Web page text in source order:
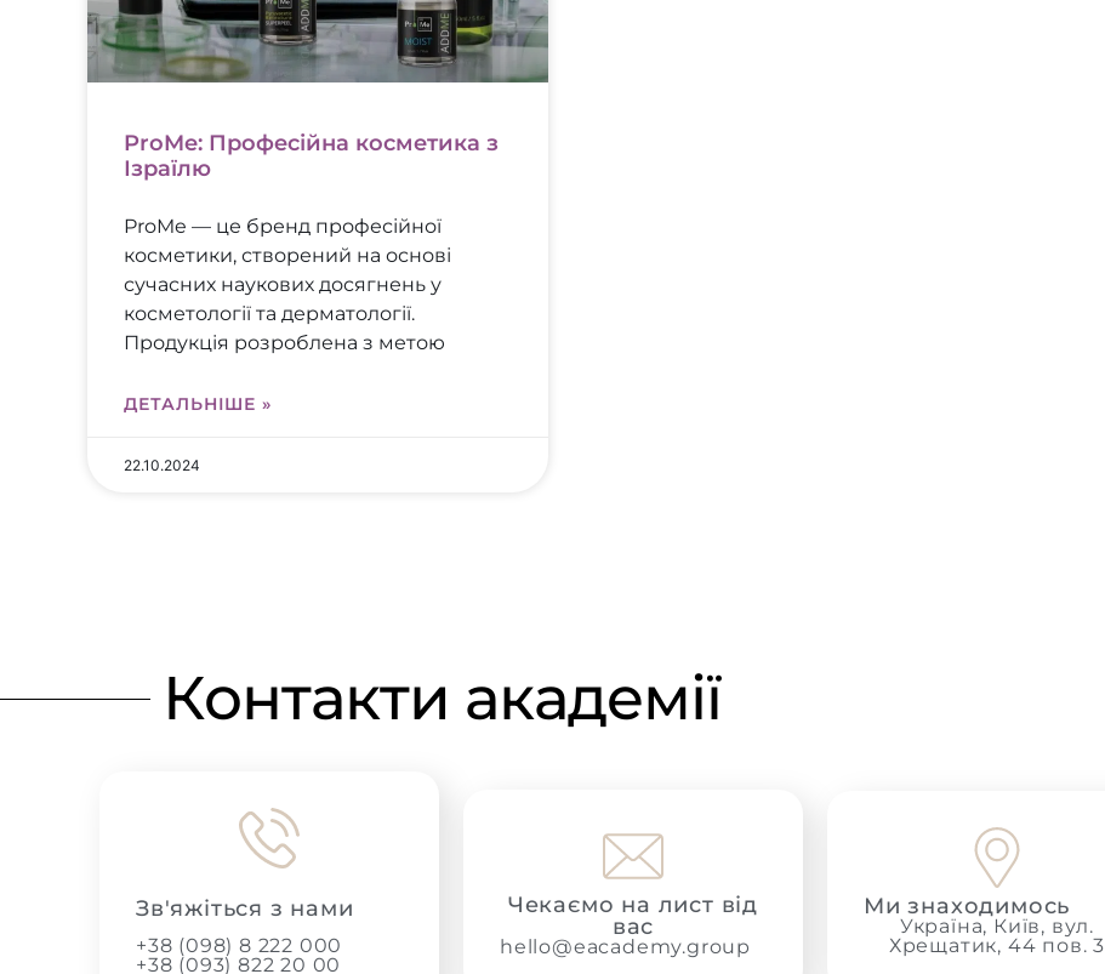
ProMe: Професійна косметика з
Ізраїлю
ProMe — це бренд професійної
косметики, створений на основі
сучасних наукових досягнень у
косметології та дерматології.
Продукція розроблена з метою
ДЕТАЛЬНІШЕ »
22.10.2024
Контакти академії
Зв'яжіться з нами
+38 (098) 8 222 000
+38 (093) 822 20 00
Чекаємо на лист від
вас
hello@eacademy.group
Ми знаходимось
Україна, Київ, вул.
Хрещатик, 44 пов. 3